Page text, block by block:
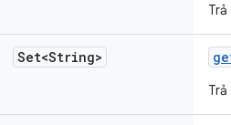
Set<String>
Trả